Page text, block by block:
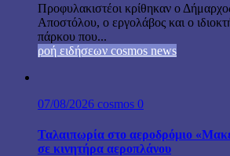
Προφυλακιστέοι κρίθηκαν ο
Αποστόλου, ο εργολάβος και ο
πάρκου που...
ροή ειδήσεων cosmos news
07/08/2026 cosmos 0
Ταλαιπωρία στο αεροδρόμιο
σε κινητήρα αεροπλάνου